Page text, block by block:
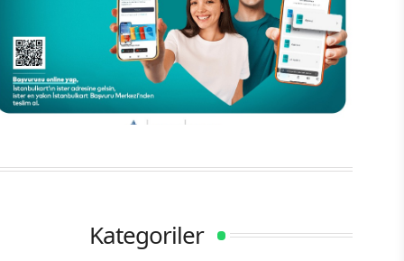
BAŞVURUSU YALNIZCA DİJİTALDE!
Kategoriler